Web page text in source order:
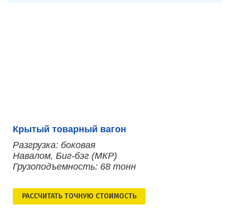
Крытый товарный вагон
Разгрузка: боковая
Навалом, Биг-бэг (МКР)
Грузоподъемность: 68 тонн
РАСCЧИТАТЬ ТОЧНУЮ СТОИМОСТЬ